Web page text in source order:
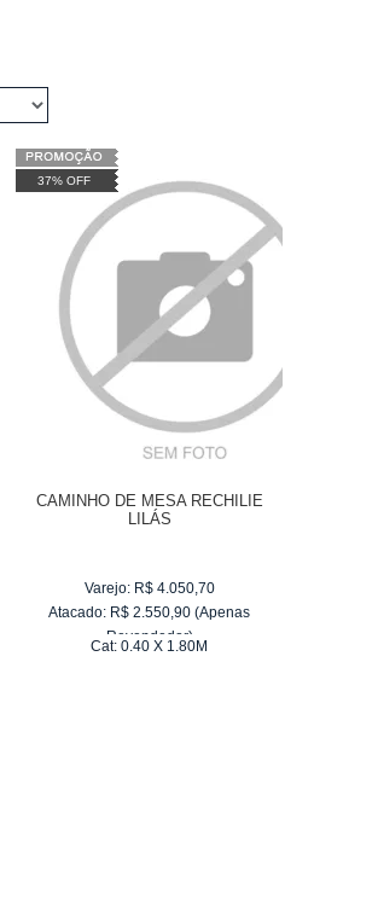
37% OFF
CAMINHO DE MESA RECHILIE
LILÁS
Varejo: R$ 4.050,70
Atacado: R$ 2.550,90 (Apenas
Revendedor)
Cat:0.40 X 1.80M